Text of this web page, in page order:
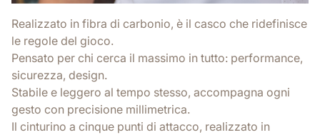
Realizzato in fibra di carbonio, è il casco che ridefinisce
le regole del gioco.
Pensato per chi cerca il massimo in tutto: performance,
sicurezza, design.
Stabile e leggero al tempo stesso, accompagna ogni
gesto con precisione millimetrica.
Il cinturino a cinque punti di attacco, realizzato in